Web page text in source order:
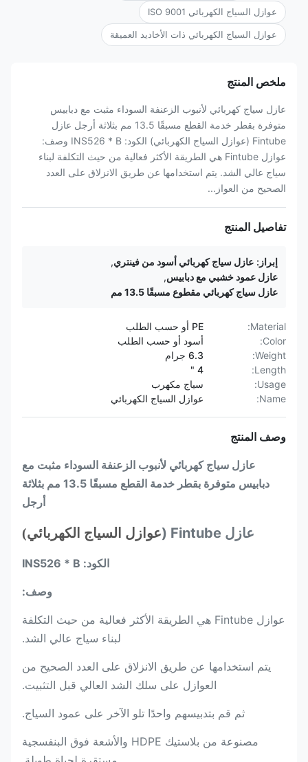
عوازل السياج الكهربائي ISO 9001
عوازل السياج الكهربائي ذات الأخاديد العميقة
ملخص المنتج
عازل سياج كهربائي لأنبوب الزعنفة السوداء مثبت مع دبابيس
متوفرة بقطر خدمة القطع مسبقًا 13.5 مم بثلاثة أرجل عازل
Fintube (عوازل السياج الكهربائي) الكود: INS526 * B وصف:
عوازل Fintube هي الطريقة الأكثر فعالية من حيث التكلفة لبناء
سياج عالي الشد. يتم استخدامها عن طريق الانزلاق على العدد
الصحيح من العواز...
تفاصيل المنتج
إبراز: عازل سياج كهربائي أسود من فينتري,
عازل عمود خشبي مع دبابيس,
عازل سياج كهربائي مقطوع مسبقًا 13.5 مم
Material:
PE أو حسب الطلب
Color:
أسود أو حسب الطلب
Weight:
6.3 جرام
Length:
4 "
Usage:
سياج مكهرب
Name:
عوازل السياج الكهربائي
وصف المنتج
عازل سياج كهربائي لأنبوب الزعنفة السوداء مثبت مع
دبابيس متوفرة بقطر خدمة القطع مسبقًا 13.5 مم بثلاثة
أرجل
عازل Fintube ( عوازل السياج الكهربائي)
الكود: INS526 * B
وصف:
عوازل Fintube هي الطريقة الأكثر فعالية من حيث التكلفة
لبناء سياج عالي الشد.
يتم استخدامها عن طريق الانزلاق على العدد الصحيح من
العوازل على سلك الشد العالي قبل التثبيت.
ثم قم بتدبيسهم واحدًا تلو الآخر على عمود السياج.
مصنوعة من بلاستيك HDPE والأشعة فوق البنفسجية